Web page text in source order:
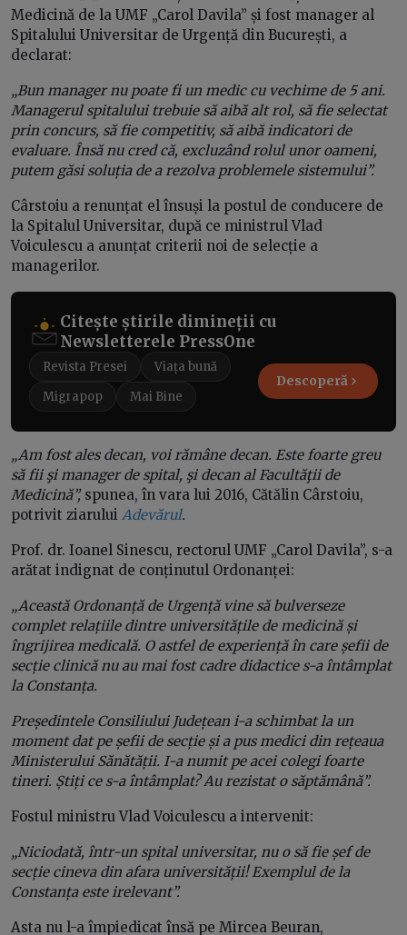
Medicină de la UMF „Carol Davila” și fost manager al
Spitalului Universitar de Urgență din București, a
declarat:
„Bun manager nu poate fi un medic cu vechime de 5 ani.
Managerul spitalului trebuie să aibă alt rol, să fie selectat
prin concurs, să fie competitiv, să aibă indicatori de
evaluare. Însă nu cred că, excluzând rolul unor oameni,
putem găsi soluția de a rezolva problemele sistemului”.
Cârstoiu a renunțat el însuși la postul de conducere de
la Spitalul Universitar, după ce ministrul Vlad
Voiculescu a anunțat criterii noi de selecție a
managerilor.
Citește știrile dimineții cu
Newsletterele PressOne
Revista Presei
Viața bună
Migrapop
Mai Bine
Descoperă
„Am fost ales decan, voi rămâne decan. Este foarte greu
să fii şi manager de spital, şi decan al Facultăţii de
Medicină”, spunea, în vara lui 2016, Cătălin Cârstoiu,
potrivit ziarului Adevărul.
Prof. dr. Ioanel Sinescu, rectorul UMF „Carol Davila”, s-a
arătat indignat de conținutul Ordonanței:
„Această Ordonanță de Urgență vine să bulverseze
complet relațiile dintre universitățile de medicină și
îngrijirea medicală. O astfel de experiență în care șefii de
secție clinică nu au mai fost cadre didactice s-a întâmplat
la Constanța.
Președintele Consiliului Județean i-a schimbat la un
moment dat pe șefii de secție și a pus medici din rețeaua
Ministerului Sănătății. I-a numit pe acei colegi foarte
tineri. Știți ce s-a întâmplat? Au rezistat o săptămână”.
Fostul ministru Vlad Voiculescu a intervenit:
„Niciodată, într-un spital universitar, nu o să fie șef de
secție cineva din afara universității! Exemplul de la
Constanța este irelevant”.
Asta nu l-a împiedicat însă pe Mircea Beuran,